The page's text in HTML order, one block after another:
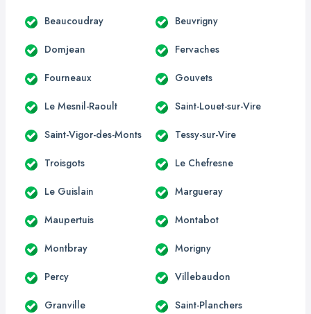
Beaucoudray Beuvrigny
Domjean Fervaches
Fourneaux Gouvets
Le Mesnil-Raoult Saint-Louet-sur-Vire
Saint-Vigor-des-Monts Tessy-sur-Vire
Troisgots Le Chefresne
Le Guislain Margueray
Maupertuis Montabot
Montbray Morigny
Percy Villebaudon
Granville Saint-Planchers